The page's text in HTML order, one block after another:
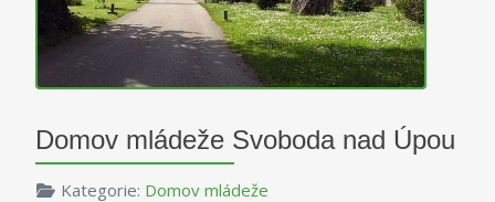
Domov mládeže Svoboda nad Úpou
Kategorie: Domov mládeže